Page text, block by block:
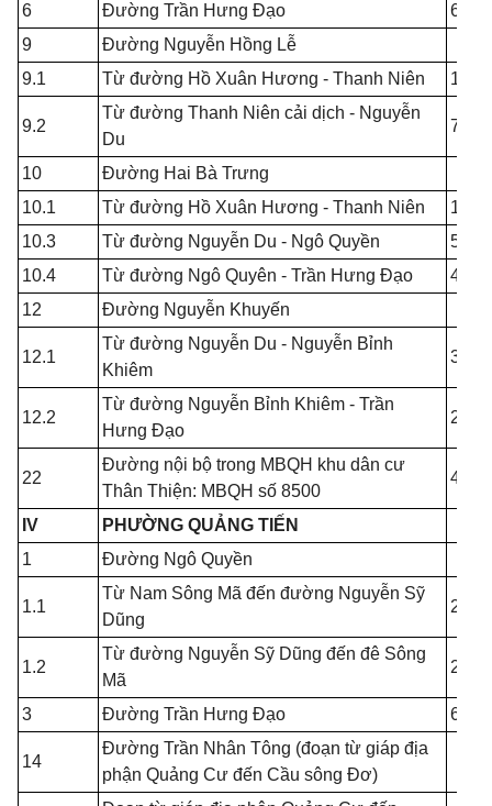
6
Đường Trần Hưng Đạo
9
Đường Nguyễn Hồng Lễ
9.1
Từ đường Hồ Xuân Hương - Thanh Niên
9.2
Từ đường Thanh Niên cải dịch - Nguyễn
Du
10
Đường Hai Bà Trưng
10.1
Từ đường Hồ Xuân Hương - Thanh Niên
10.3
Từ đường Nguyễn Du - Ngô Quyền
10.4
Từ đường Ngô Quyên - Trần Hưng Đạo
12
Đường Nguyễn Khuyến
12.1
Từ đường Nguyễn Du - Nguyễn Bỉnh
Khiêm
12.2
Từ đường Nguyễn Bỉnh Khiêm - Trần
Hưng Đạo
22
Đường nội bộ trong MBQH khu dân cư
Thân Thiện: MBQH số 8500
IV
PHƯỜNG QUẢNG TIẾN
1
Đường Ngô Quyền
1.1
Từ Nam Sông Mã đến đường Nguyễn Sỹ
Dũng
1.2
Từ đường Nguyễn Sỹ Dũng đến đê Sông
Mã
3 Đường Trần Hưng Đạo
14
Đường Trần Nhân Tông (đoạn từ giáp địa
phận Quảng Cư đến Cầu sông Đơ)